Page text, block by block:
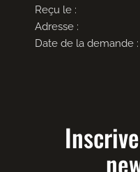
Reçu le :
Adresse :
Date de la